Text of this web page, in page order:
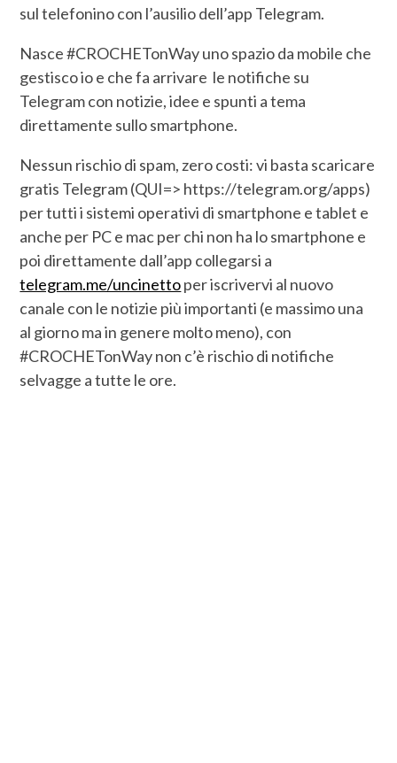
sul telefonino con l’ausilio dell’app Telegram.
Nasce #CROCHETonWay uno spazio da mobile che
gestisco io e che fa arrivare le notifiche su
Telegram con notizie, idee e spunti a tema
direttamente sullo smartphone.
Nessun rischio di spam, zero costi: vi basta scaricare
gratis Telegram (QUI=> https://telegram.org/apps)
per tutti i sistemi operativi di smartphone e tablet e
anche per PC e mac per chi non ha lo smartphone e
poi direttamente dall’app collegarsi a
telegram.me/uncinettoper iscrivervi al nuovo
canale con le notizie più importanti (e massimo una
al giorno ma in genere molto meno), con
#CROCHETonWay non c’è rischio di notifiche
selvagge a tutte le ore.